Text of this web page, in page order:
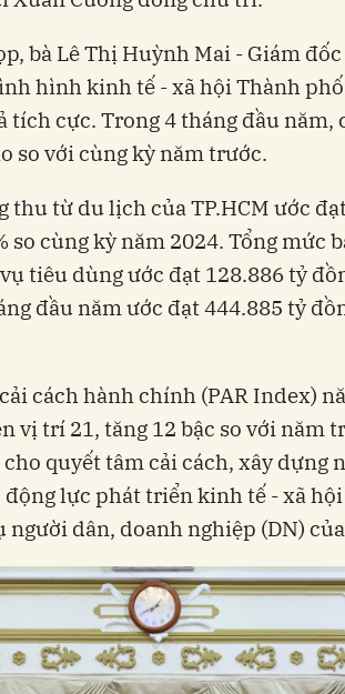
bà Lê Thị Huỳnh Mai - Giám
hình kinh tế - xã hội Thành
tích cực. Trong 4 tháng đầu năm,
so với cùng kỳ năm trước.
thu từ du lịch của TP.HCM ước
so cùng kỳ năm 2024. Tổng mức
tiêu dùng ước đạt 128.886 tỷ
đầu năm ước đạt 444.885 tỷ
cách hành chính (PAR Index)
vị trí 21, tăng 12 bậc so với năm
quyết tâm cải cách, xây dựng
lực phát triển kinh tế - xã hội
dân, doanh nghiệp (DN)